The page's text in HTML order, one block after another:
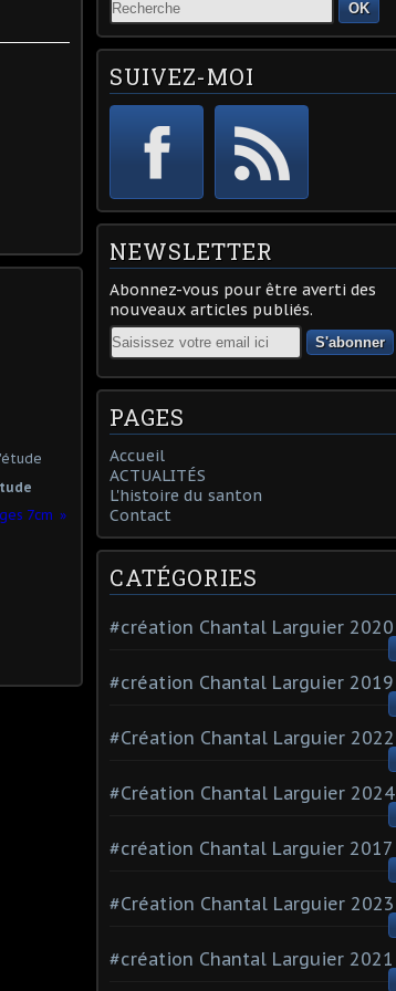
7cm
OK
SUIVEZ-MOI
NEWSLETTER
Abonnez-vous pour être averti des
nouveaux articles publiés.
Email
PAGES
Accueil
ACTUALITÉS
L'histoire du santon
Contact
CATÉGORIES
#création Chantal Larguier 2020
#création Chantal Larguier 2019
#Création Chantal Larguier 2022
#Création Chantal Larguier 2024
#création Chantal Larguier 2017
#Création Chantal Larguier 2023
#création Chantal Larguier 2021